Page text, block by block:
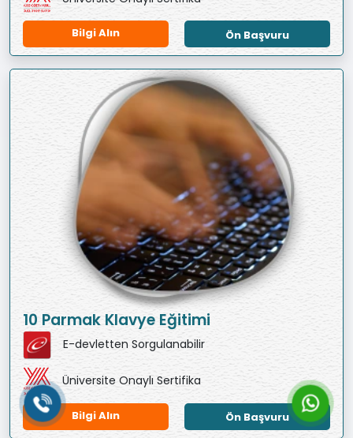
Bilgi Alın Ön Başvuru
10 Parmak Klavye Eğitimi
E-devletten Sorgulanabilir
Üniversite Onaylı Sertifika
Bilgi Alın Ön Başvuru